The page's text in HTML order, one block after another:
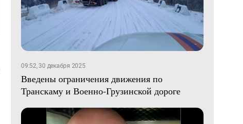
09:52, 30 декабря 2025
Введены ограничения движения по
Транскаму и Военно-Грузинской дороге